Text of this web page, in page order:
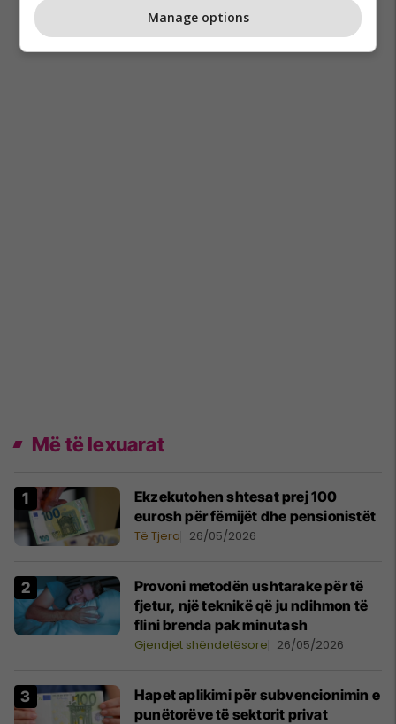
Më të lexuarat
Ekzekutohen shtesat prej 100
eurosh për fëmijët dhe pensionistët
Të Tjera 26/05/2026
Provoni metodën ushtarake për të
fjetur, një teknikë që ju ndihmon të
flini brenda pak minutash
Gjendjet shëndetësore 26/05/2026
Hapet aplikimi për subvencionimin e
punëtorëve të sektorit privat
Manage options